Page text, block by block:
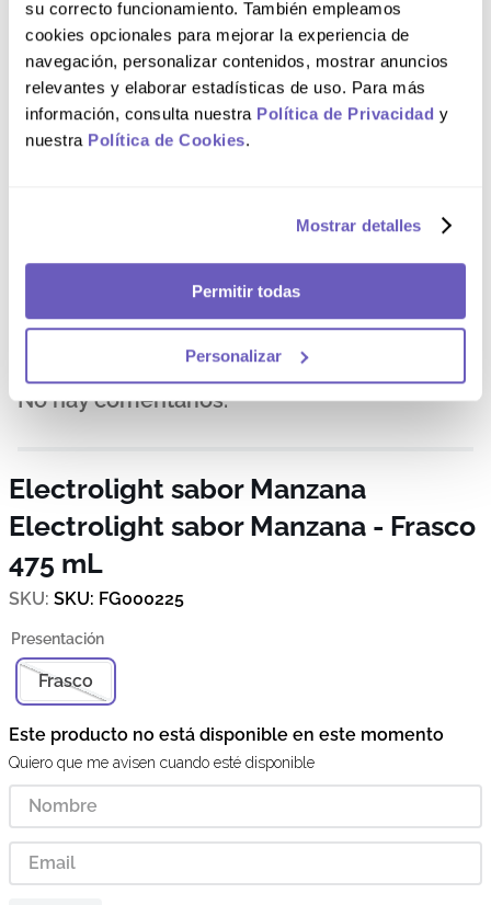
su correcto funcionamiento. También empleamos
cookies opcionales para mejorar la experiencia de
navegación, personalizar contenidos, mostrar anuncios
relevantes y elaborar estadísticas de uso. Para más
información, consulta nuestra Política de Privacidad y
nuestra Política de Cookies.
Mostrar detalles
Permitir todas
Personalizar
4 estrellas
0%
3 estrellas
0%
2 estrellas
0%
1 estrella
Todos
No hay comentarios.
Electrolight sabor Manzana
Electrolight sabor Manzana - Frasco
475 mL
SKU: FG000225
Frasco
Este producto no está disponible en este momento
Quiero que me avisen cuando esté disponible